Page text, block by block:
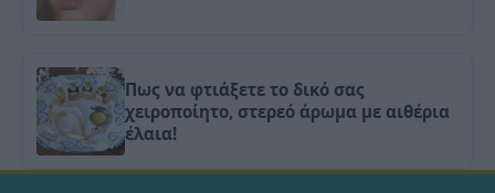
Πως να φτιάξετε το δικό σας
χειροποίητο, στερεό άρωμα με αιθέρια
έλαια!